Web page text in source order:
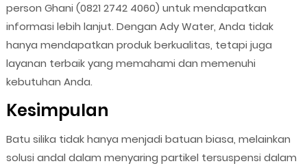
person Ghani (0821 2742 4060) untuk mendapatkan
informasi lebih lanjut. Dengan Ady Water, Anda tidak
hanya mendapatkan produk berkualitas, tetapi juga
layanan terbaik yang memahami dan memenuhi
kebutuhan Anda.
Kesimpulan
Batu silika tidak hanya menjadi batuan biasa, melainkan
solusi andal dalam menyaring partikel tersuspensi dalam